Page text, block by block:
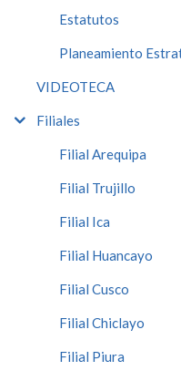
Estatutos
Planeamiento
VIDEOTECA
Filiales
Filial Arequipa
Filial Trujillo
Filial Ica
Filial Huancayo
Filial Cusco
Filial Chiclayo
Filial Piura